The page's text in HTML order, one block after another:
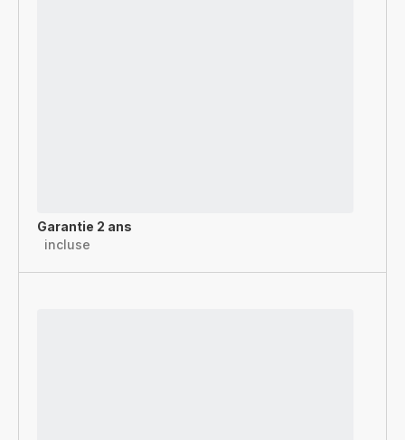
Garantie 2 ans
incluse